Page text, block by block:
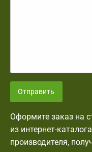
Отправить
Оформите заказ на
из интернет-
производителя,